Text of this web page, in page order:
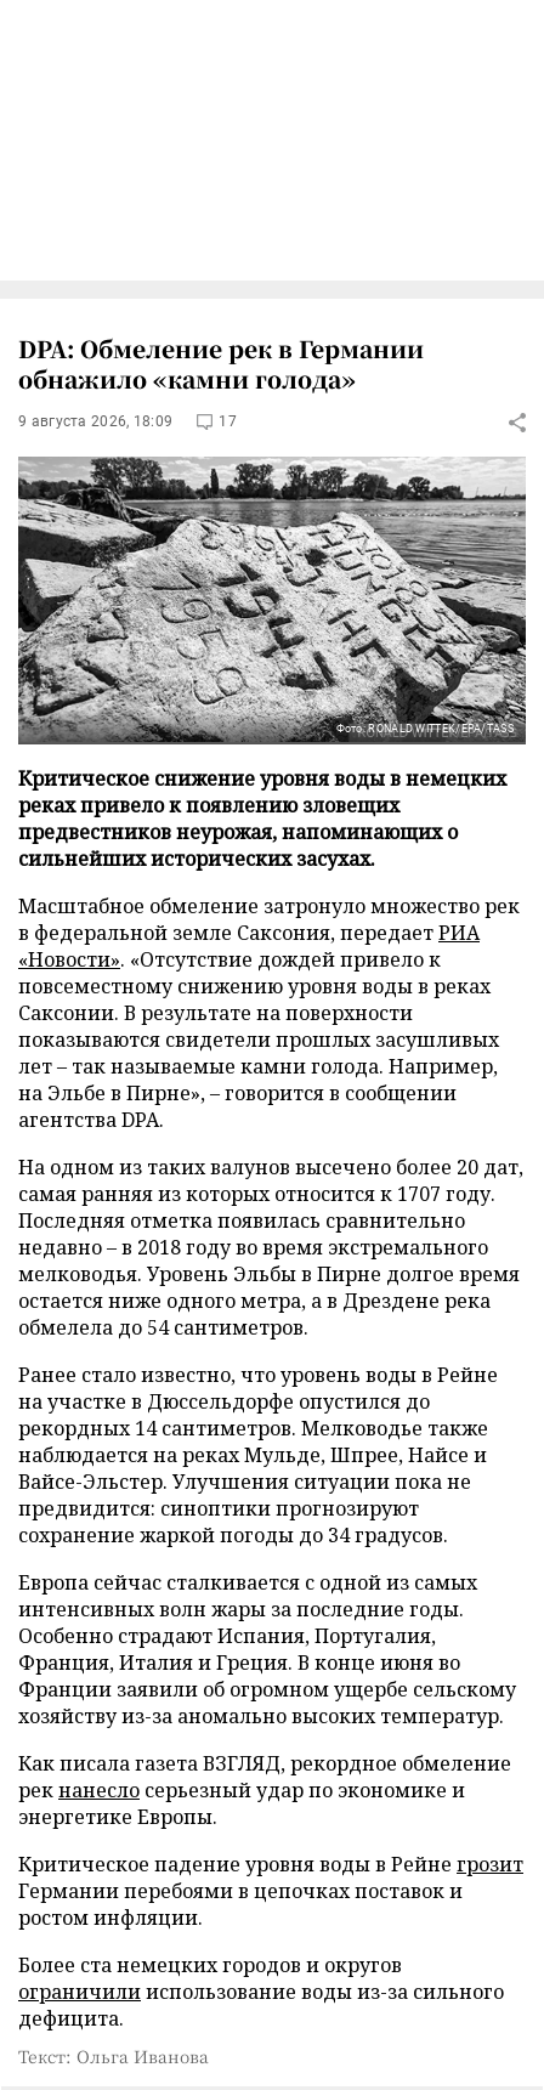
DPA: Обмеление рек в Германии
обнажило «камни голода»
9 августа 2026, 18:09 17
Фото: RONALD WITTEK/EPA/TASS
Критическое снижение уровня воды в немецких
реках привело к появлению зловещих
предвестников неурожая, напоминающих о
сильнейших исторических засухах.
Масштабное обмеление затронуло множество рек
в федеральной земле Саксония, передаетРИА
«Новости». «Отсутствие дождей привело к
повсеместному снижению уровня воды в реках
Саксонии. В результате на поверхности
показываются свидетели прошлых засушливых
лет – так называемые камни голода. Например,
на Эльбе в Пирне», – говорится в сообщении
агентства DPA.
На одном из таких валунов высечено более 20 дат,
самая ранняя из которых относится к 1707 году.
Последняя отметка появилась сравнительно
недавно – в 2018 году во время экстремального
мелководья. Уровень Эльбы в Пирне долгое время
остается ниже одного метра, а в Дрездене река
обмелела до 54 сантиметров.
Ранее стало известно, что уровень воды в Рейне
на участке в Дюссельдорфе опустился до
рекордных 14 сантиметров. Мелководье также
наблюдается на реках Мульде, Шпрее, Найсе и
Вайсе-Эльстер. Улучшения ситуации пока не
предвидится: синоптики прогнозируют
сохранение жаркой погоды до 34 градусов.
Европа сейчас сталкивается с одной из самых
интенсивных волн жары за последние годы.
Особенно страдают Испания, Португалия,
Франция, Италия и Греция. В конце июня во
Франции заявили об огромном ущербе сельскому
хозяйству из-за аномально высоких температур.
Как писала газета ВЗГЛЯД, рекордное обмеление
рекнанесло серьезный удар по экономике и
энергетике Европы.
Критическое падение уровня воды в Рейне грозит
Германии перебоями в цепочках поставок и
ростом инфляции.
Более ста немецких городов и округов
ограничилииспользование воды из-за сильного
дефицита.
Текст: Ольга Иванова